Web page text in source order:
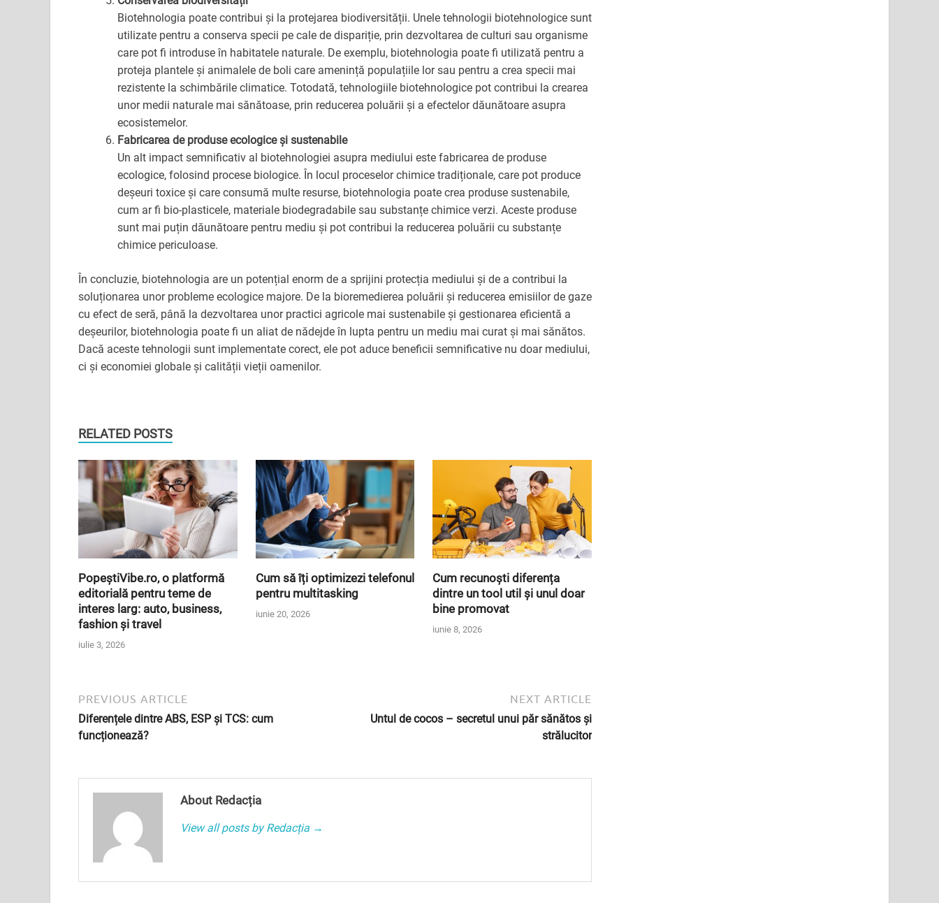
Biotehnologia poate contribui și la protejarea biodiversității. Unele tehnologii biotehnologice sunt
utilizate pentru a conserva specii pe cale de dispariție, prin dezvoltarea de culturi sau organisme
care pot fi introduse în habitatele naturale. De exemplu, biotehnologia poate fi utilizată pentru a
proteja plantele și animalele de boli care amenință populațiile lor sau pentru a crea specii mai
rezistente la schimbările climatice. Totodată, tehnologiile biotehnologice pot contribui la crearea
unor medii naturale mai sănătoase, prin reducerea poluării și a efectelor dăunătoare asupra
ecosistemelor.
Fabricarea de produse ecologice și sustenabile
Un alt impact semnificativ al biotehnologiei asupra mediului este fabricarea de produse
ecologice, folosind procese biologice. În locul proceselor chimice tradiționale, care pot produce
deșeuri toxice și care consumă multe resurse, biotehnologia poate crea produse sustenabile,
cum ar fi bio-plasticele, materiale biodegradabile sau substanțe chimice verzi. Aceste produse
sunt mai puțin dăunătoare pentru mediu și pot contribui la reducerea poluării cu substanțe
chimice periculoase.
În concluzie, biotehnologia are un potențial enorm de a sprijini protecția mediului și de a contribui la
soluționarea unor probleme ecologice majore. De la bioremedierea poluării și reducerea emisiilor de gaze
cu efect de seră, până la dezvoltarea unor practici agricole mai sustenabile și gestionarea eficientă a
deșeurilor, biotehnologia poate fi un aliat de nădejde în lupta pentru un mediu mai curat și mai sănătos.
Dacă aceste tehnologii sunt implementate corect, ele pot aduce beneficii semnificative nu doar mediului,
ci și economiei globale și calității vieții oamenilor.
RELATED POSTS
PopeștiVibe.ro, o platformă
editorială pentru teme de
interes larg: auto, business,
fashion și travel
iulie 3, 2026
Cum să îți optimizezi telefonul
pentru multitasking
iunie 20, 2026
Cum recunoști diferența
dintre un tool util și unul doar
bine promovat
iunie 8, 2026
PREVIOUS ARTICLE
Diferențele dintre ABS, ESP și TCS: cum
funcționează?
NEXT ARTICLE
Untul de cocos – secretul unui păr sănătos și
strălucitor
About Redacția
View all posts by Redacția →